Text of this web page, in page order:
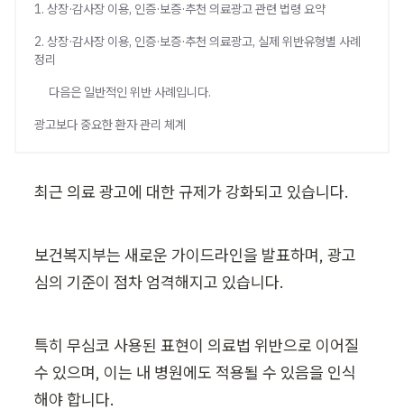
1. 상장·감사장 이용, 인증·보증·추천 의료광고 관련 법령 요약
2. 상장·감사장 이용, 인증·보증·추천 의료광고, 실제 위반유형별 사례
정리
다음은 일반적인 위반 사례입니다.
광고보다 중요한 환자 관리 체계
최근 의료 광고에 대한 규제가 강화되고 있습니다.
보건복지부는 새로운 가이드라인을 발표하며, 광고
심의 기준이 점차 엄격해지고 있습니다.
특히 무심코 사용된 표현이 의료법 위반으로 이어질
수 있으며, 이는 내 병원에도 적용될 수 있음을 인식
해야 합니다.